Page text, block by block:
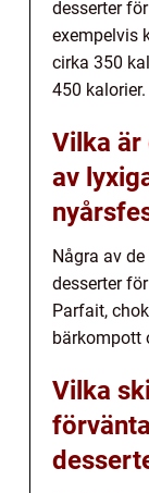
desserter
exempelvis
cirka 350
450 kalorier.
Vilka är
av
Några av
desserter
Parfait,
bärkompott
Vilka